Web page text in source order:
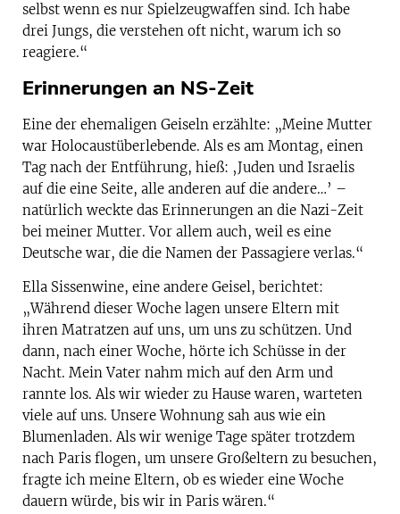
selbst wenn es nur Spielzeugwaffen sind. Ich habe
drei Jungs, die verstehen oft nicht, warum ich so
reagiere.“
Erinnerungen an NS-Zeit
Eine der ehemaligen Geiseln erzählte: „Meine Mutter
war Holocaustüberlebende. Als es am Montag, einen
Tag nach der Entführung, hieß: ‚Juden und Israelis
auf die eine Seite, alle anderen auf die andere…’ –
natürlich weckte das Erinnerungen an die Nazi-Zeit
bei meiner Mutter. Vor allem auch, weil es eine
Deutsche war, die die Namen der Passagiere verlas.“
Ella Sissenwine, eine andere Geisel, berichtet:
„Während dieser Woche lagen unsere Eltern mit
ihren Matratzen auf uns, um uns zu schützen. Und
dann, nach einer Woche, hörte ich Schüsse in der
Nacht. Mein Vater nahm mich auf den Arm und
rannte los. Als wir wieder zu Hause waren, warteten
viele auf uns. Unsere Wohnung sah aus wie ein
Blumenladen. Als wir wenige Tage später trotzdem
nach Paris flogen, um unsere Großeltern zu besuchen,
fragte ich meine Eltern, ob es wieder eine Woche
dauern würde, bis wir in Paris wären.“